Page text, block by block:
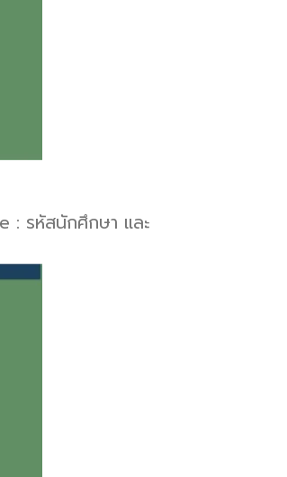
: รหัสนักศึกษา และ